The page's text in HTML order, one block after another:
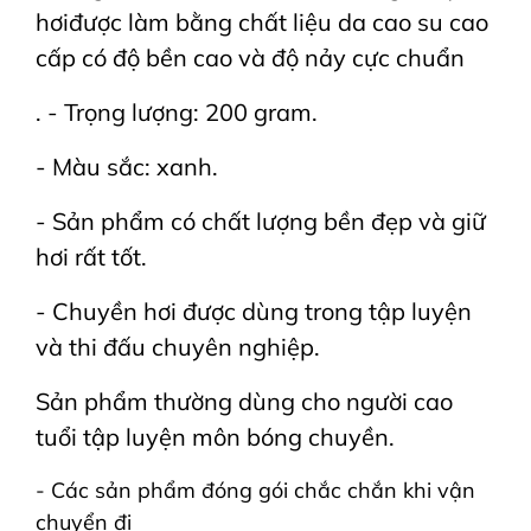
hơiđược làm bằng chất liệu da cao su cao
cấp có độ bền cao và độ nảy cực chuẩn
. - Trọng lượng: 200 gram.
- Màu sắc: xanh.
- Sản phẩm có chất lượng bền đẹp và giữ
hơi rất tốt.
- Chuyền hơi được dùng trong tập luyện
và thi đấu chuyên nghiệp.
Sản phẩm thường dùng cho người cao
tuổi tập luyện môn bóng chuyền.
- Các sản phẩm đóng gói chắc chắn khi vận
chuyển đi